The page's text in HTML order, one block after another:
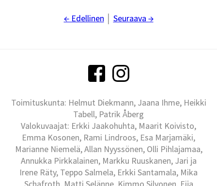
← Edellinen Seuraava →
Toimituskunta: Helmut Diekmann, Jaana Ihme, Heikki
Tabell, Patrik Åberg
Valokuvaajat: Erkki Jaakohuhta, Maarit Koivisto,
Emma Kosonen, Rami Lindroos, Esa Marjamäki,
Marianne Niemelä, Allan Nyyssönen, Olli Pihlajamaa,
Annukka Pirkkalainen, Markku Ruuskanen, Jari ja
Irene Räty, Teppo Salmela, Erkki Santamala, Mika